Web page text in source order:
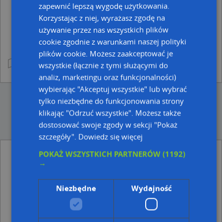
Korki - Inne miasta
Korki drogowe w Łodzi
Korki drogowe w Krakowie
Korki drogowe
zapewnić lepszą wygodę użytkowania.
Korzystając z niej, wyrażasz zgodę na
używanie przez nas wszystkich plików
cookie zgodnie z warunkami naszej polityki
plików cookie. Możesz zaakceptować je
wszystkie (łącznie z tymi służącymi do
analiz, marketingu oraz funkcjonalności)
wybierając "Akceptuj wszystkie" lub wybrać
tylko niezbędne do funkcjonowania strony
klikając "Odrzuć wszystkie". Możesz także
dostosować swoje zgody w sekcji "Pokaż
szczegóły". Dowiedz się więcej
POKAŻ WSZYSTKICH PARTNERÓW(1192)
→
Niezbędne Wydajność